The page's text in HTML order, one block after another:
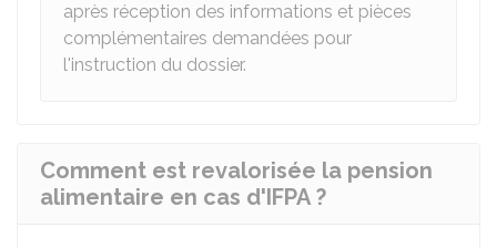
après réception des informations et pièces
complémentaires demandées pour
l'instruction du dossier.
Comment est revalorisée la pension
alimentaire en cas d'IFPA ?